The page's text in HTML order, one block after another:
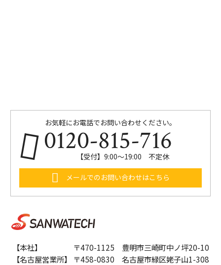
お気軽にお電話でお問い合わせください。
0120-815-716
【受付】9:00～19:00 不定休
メールでのお問い合わせはこちら
【本社】 〒470-1125 豊明市三崎町中ノ坪20-10
【名古屋営業所】 〒458-0830 名古屋市緑区姥子山1-308